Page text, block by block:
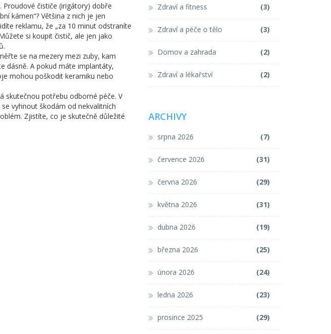
Proudové čističe (irigátory) dobře
kámen“? Většina z nich je jen
reklamu, že „za 10 minut odstraníte
si koupit čistič, ale jen jako
se na mezery mezi zuby, kam
dásně. A pokud máte implantáty,
mohou poškodit keramiku nebo
skutečnou potřebu odborné péče. V
vyhnout škodám od nekvalitních
Zjistíte, co je skutečně důležité
Zdraví a fitness (3)
Zdraví a péče o tělo (3)
Domov a zahrada (2)
Zdraví a lékařství (2)
ARCHIVY
srpna 2026 (7)
července 2026 (31)
června 2026 (29)
května 2026 (31)
dubna 2026 (19)
března 2026 (25)
února 2026 (24)
ledna 2026 (23)
prosince 2025 (29)